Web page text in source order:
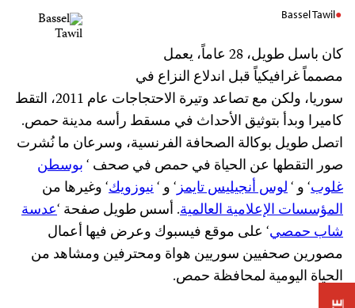
Bassel Tawil
كان باسل طويل، 28 عاماً، يعمل
مصمماً غرافيكياً قبل اندلاع النزاع في
سوريا، ولكن مع تصاعد وتيرة الاحتجاجات عام 2011، التقط
كاميرا وبدأ بتوثيق الأحداث في مسقط رأسه مدينة حمص.
اتصل طويل بوكالة الصحافة الفرنسية، وسرعان ما نُشرت
صور التقطها عن الحياة في حمص في صحف ‘بوسطن
غلوب‘ و ‘لوس أنجيليس تايمز‘ و ‘نيوزويك‘ وغيرها من
المؤسسات الإعلامية العالمية. أسس طويل صفحة ‘عدسة
شاب حمصي‘ على موقع فيسبوك وعرض فيها أعمال
مصورين صحفيين سوريين هواة ومحترفين ومشاهد من
الحياة اليومية لمحافظة حمص.